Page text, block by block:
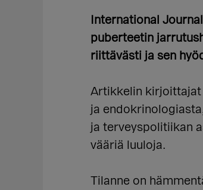
International
puberteetin
riittävästi ja sen
Artikkelin kirjoittajat
ja
ja terveyspolitiikan
vääriä luuloja.
Tilanne on